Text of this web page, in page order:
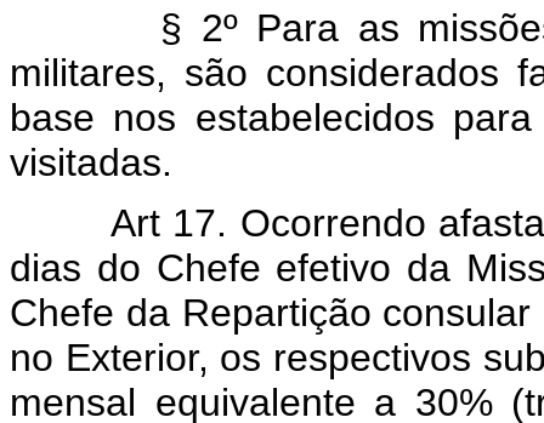
§ 2º Para as
militares, são considerados
base nos estabelecidos
visitadas.
Art 17. Ocorrendo
dias do Chefe efetivo da
Chefe da Repartição
no Exterior, os respectivos
mensal equivalente a 30%